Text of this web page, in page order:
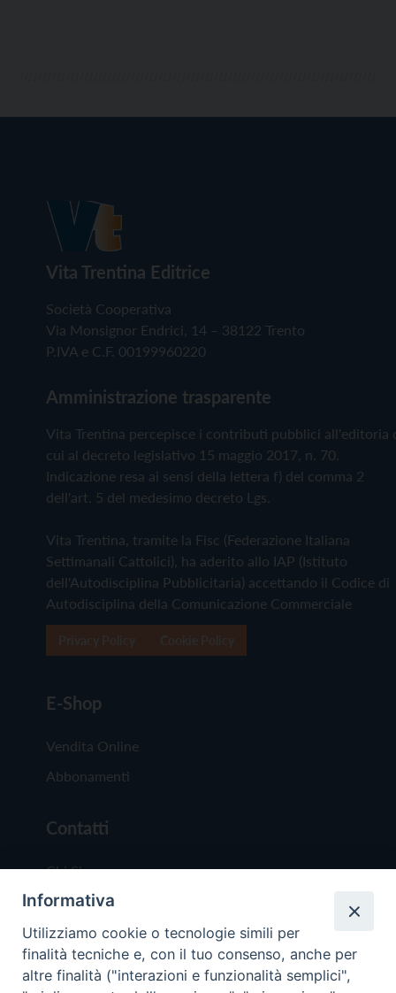
Vita Trentina Editrice
Società Cooperativa
Via Monsignor Endrici, 14 – 38122 Trento
P.IVA e C.F. 00199960220
Amministrazione trasparente
Vita Trentina percepisce i contributi pubblici all'editoria
cui al decreto legislativo 15 maggio 2017, n. 70.
Indicazione resa ai sensi della lettera f) del comma 2
dell'art. 5 del medesimo decreto Lgs.
Vita Trentina, tramite la Fisc (Federazione Italiana
Settimanali Cattolici), ha aderito allo IAP (Istituto
dell'Autodisciplina Pubblicitaria) accettando il Codice di
Autodisciplina della Comunicazione Commerciale
E-Shop
Vendita Online
Abbonamenti
Contatti
Chi Siamo
Redazione
Scrivici
Informativa
Utilizziamo cookie o tecnologie simili per
finalità tecniche e, con il tuo consenso, anche per
altre finalità ("interazioni e funzionalità semplici",